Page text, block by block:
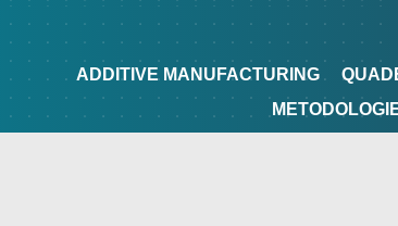
QUADERNI DI PROGETTAZIONE
ADDITIVE MANUFACTURING